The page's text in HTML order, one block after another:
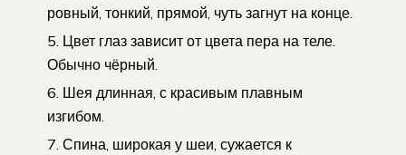
ровный, тонкий, прямой, чуть загнут на конце.
Цвет глаз зависит от цвета пера на теле.
Обычно чёрный.
Шея длинная, с красивым плавным
изгибом.
Спина, широкая у шеи, сужается к